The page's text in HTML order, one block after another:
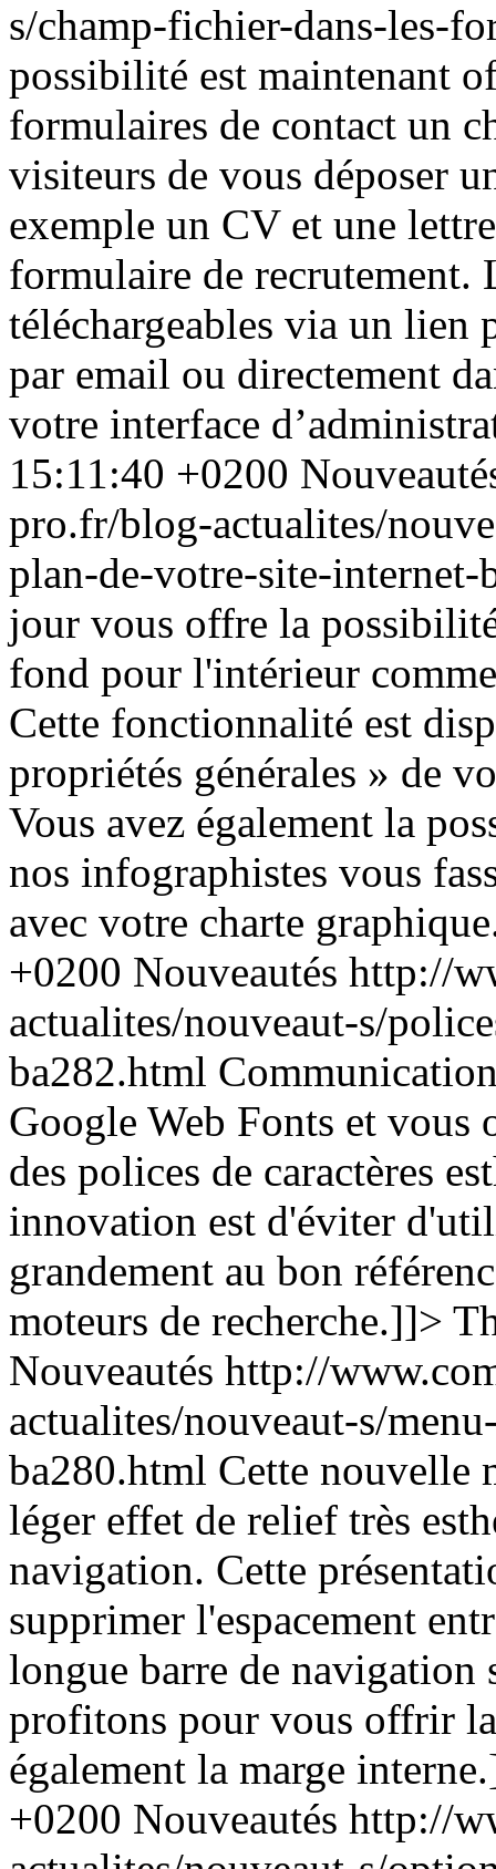
s/champ-fichier-dans-les-
possibilité est maintenant
formulaires de contact un
visiteurs de vous déposer
exemple un CV et une
formulaire de recrutement.
téléchargeables via un lien
par email ou directement
votre interface
15:11:40 +0200
pro.fr/blog-actualites/
plan-de-votre-site-
jour vous offre la
fond pour l'intérieur
Cette fonctionnalité est
propriétés générales » de
Vous avez également la
nos infographistes vous
avec votre charte
+0200 Nouveautés http://
actualites/nouveaut-s/
ba282.html
Google Web Fonts et
des polices de caractères
innovation est d'éviter
grandement au bon
moteurs de recherche.]]>
Nouveautés http://
actualites/nouveaut-s/
ba280.html Cette nouvelle
léger effet de relief très
navigation. Cette
supprimer l'espacement
longue barre de navigation
profitons pour vous offrir
également la marge
+0200 Nouveautés http://